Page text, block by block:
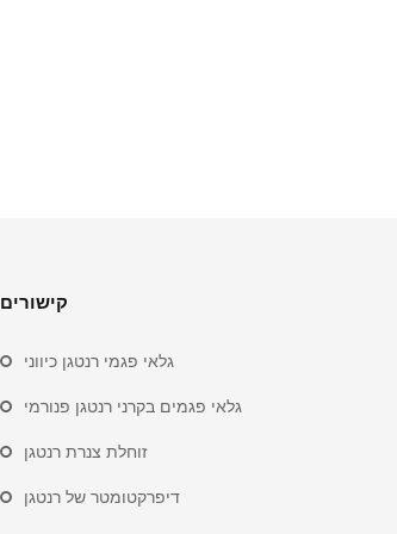
קישורים
גלאי פגמי רנטגן כיווני
גלאי פגמים בקרני רנטגן פנורמי
זוחלת צנרת רנטגן
דיפרקטומטר של רנטגן